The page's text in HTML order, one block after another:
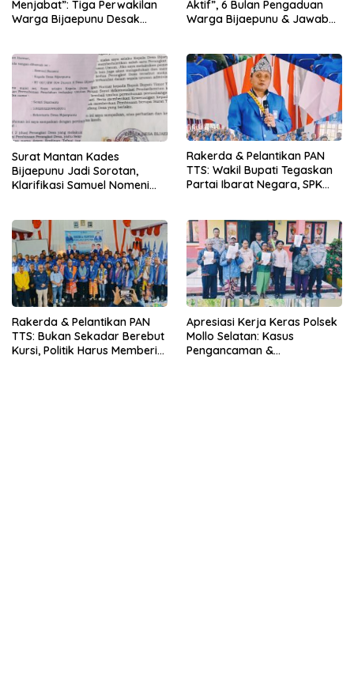
Menjabat”: Tiga Perwakilan
Warga Bijaepunu Desak
Aktif”, 6 Bulan Pengaduan
Warga Bijaepunu & Jawaban
Surat Mantan Kades
Bijaepunu Jadi Sorotan,
Klarifikasi Samuel Nomeni
Rakerda & Pelantikan PAN
TTS: Wakil Bupati Tegaskan
Partai Ibarat Negara, SPK
Uang
Rakerda & Pelantikan PAN
TTS: Bukan Sekadar Berebut
Kursi, Politik Harus Memberi
Apresiasi Kerja Keras Polsek
Mollo Selatan: Kasus
Pengancaman &